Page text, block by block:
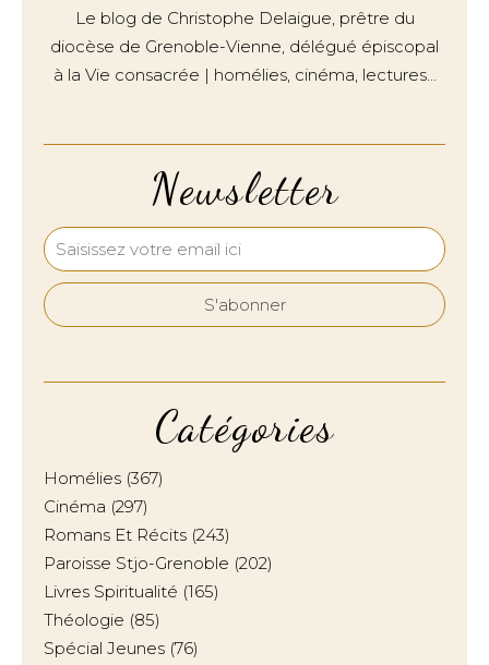
Newsletter
Catégories
Homélies (367)
Cinéma (297)
Romans Et Récits (243)
Paroisse Stjo-Grenoble (202)
Livres Spiritualité (165)
Théologie (85)
Spécial Jeunes (76)
Le blog de Christophe Delaigue, prêtre du
diocèse de Grenoble-Vienne, délégué épiscopal
à la Vie consacrée | homélies, cinéma, lectures…